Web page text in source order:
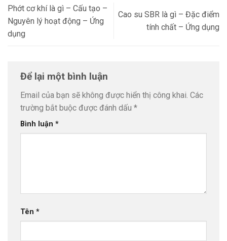
Phớt cơ khí là gì – Cấu tạo –
Nguyên lý hoạt động – Ứng
dụng
Cao su SBR là gì – Đặc điểm
tính chất – Ứng dụng
Để lại một bình luận
Email của bạn sẽ không được hiển thị công khai. Các
trường bắt buộc được đánh dấu *
Bình luận *
Tên *